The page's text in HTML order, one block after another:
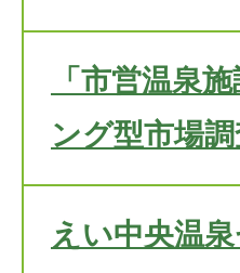
「市営温泉
ング型市場
えい中央温